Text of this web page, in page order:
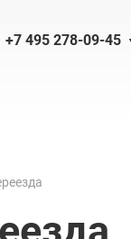
+7 495 278-09-45